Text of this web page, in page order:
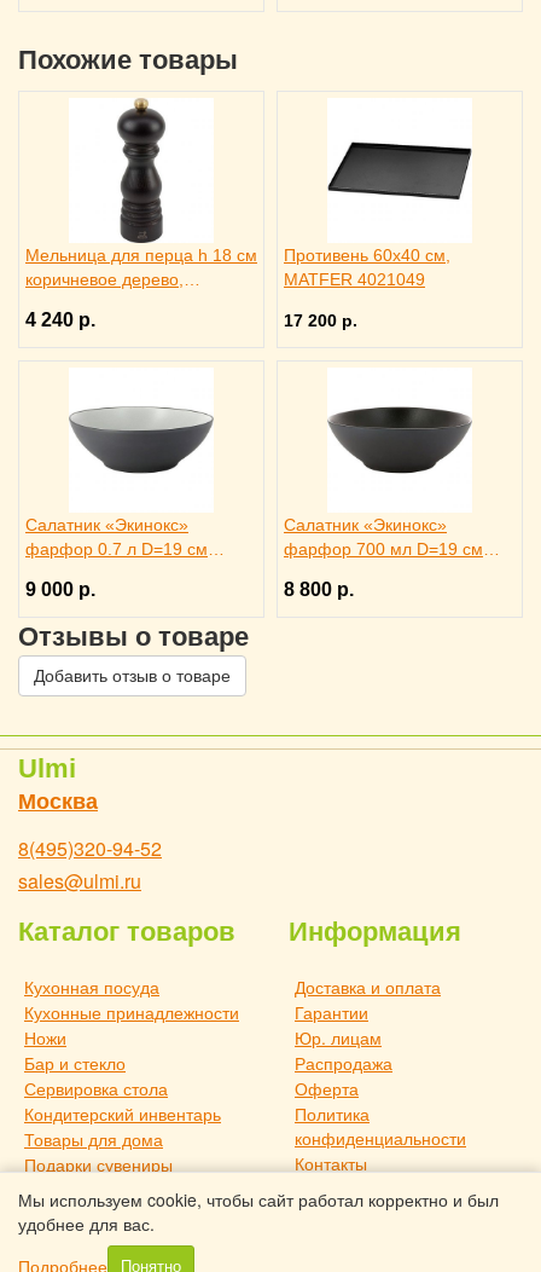
Мы используем cookie, чтобы сайт работал корректно и был
удобнее для вас.
Подробнее
Понятно
Похожие товары
Мельница для перца h 18 см
коричневое дерево,
PEUGEOT 3172186
4 240 р.
Противень 60x40 см,
MATFER 4021049
17 200 р.
Салатник «Экинокс»
фарфор 0.7 л D=19 см
9 000 р.
Салатник «Экинокс»
фарфор 700 мл D=19 см
8 800 р.
Отзывы о товаре
Добавить отзыв о товаре
Ulmi
Москва
8(495)320-94-52
sales@ulmi.ru
Каталог товаров
Кухонная посуда
Кухонные принадлежности
Ножи
Бар и стекло
Сервировка стола
Кондитерский инвентарь
Товары для дома
Подарки сувениры
Дача и отдых
Новое поступление
Товары для дома TouchLife
Информация
Доставка и оплата
Гарантии
Юр. лицам
Распродажа
Оферта
Политика
конфиденциальности
Контакты
О компании
Статьи